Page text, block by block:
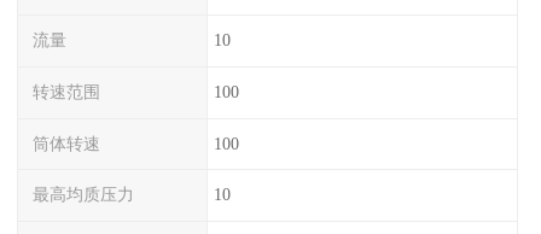
流量 10
转速范围 100
筒体转速 100
最高均质压力 10